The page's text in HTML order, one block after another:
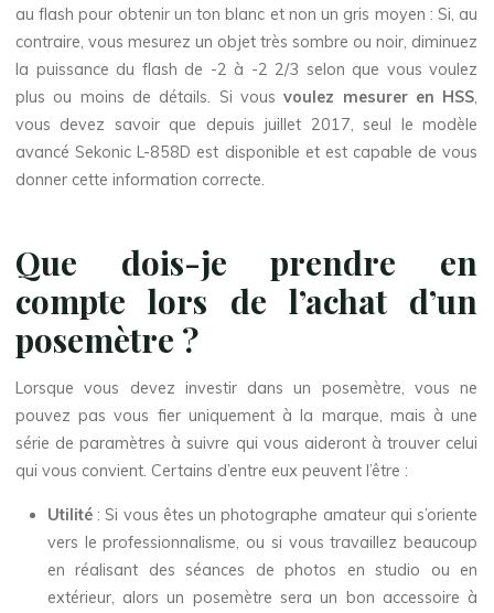
au flash pour obtenir un ton blanc et non un gris moyen : Si, au
contraire, vous mesurez un objet très sombre ou noir, diminuez
la puissance du flash de -2 à -2 2/3 selon que vous voulez
plus ou moins de détails. Si vousvoulez mesurer en HSS,
vous devez savoir que depuis juillet 2017, seul le modèle
avancé Sekonic L-858D est disponible et est capable de vous
donner cette information correcte.
Que dois-je prendre en
compte lors de l’achat d’un
posemètre ?
Lorsque vous devez investir dans un posemètre, vous ne
pouvez pas vous fier uniquement à la marque, mais à une
série de paramètres à suivre qui vous aideront à trouver celui
qui vous convient. Certains d’entre eux peuvent l’être :
Utilité : Si vous êtes un photographe amateur qui s’oriente
vers le professionnalisme, ou si vous travaillez beaucoup
en réalisant des séances de photos en studio ou en
extérieur, alors un posemètre sera un bon accessoire à